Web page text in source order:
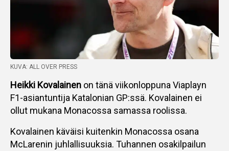
KUVA: ALL OVER PRESS
Heikki Kovalainen on tänä viikonloppuna Viaplayn
F1-asiantuntija Katalonian GP:ssä. Kovalainen ei
ollut mukana Monacossa samassa roolissa.
Kovalainen käväisi kuitenkin Monacossa osana
McLarenin juhlallisuuksia. Tuhannen osakilpailun